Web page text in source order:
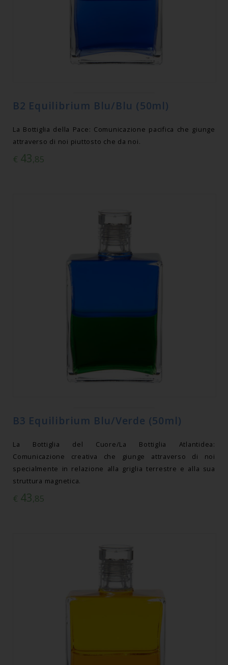
B2 Equilibrium Blu/Blu (50ml)
La Bottiglia della Pace: Comunicazione pacifica che giunge
attraverso di noi piuttosto che da noi.
€ 43,85
B3 Equilibrium Blu/Verde (50ml)
La Bottiglia del Cuore/La Bottiglia Atlantidea:
Comunicazione creativa che giunge attraverso di noi
specialmente in relazione alla griglia terrestre e alla sua
struttura magnetica.
€ 43,85